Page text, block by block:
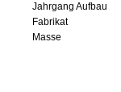
Jahrgang Aufbau
Fabrikat
Masse